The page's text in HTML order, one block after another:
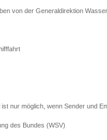
von der Generaldirektion
nur möglich, wenn Sender und
des Bundes (WSV)